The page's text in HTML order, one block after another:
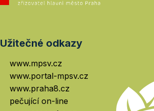
Užitečné odkazy
www.mpsv.cz
www.portal-mpsv.cz
www.praha8.cz
pečující on-line